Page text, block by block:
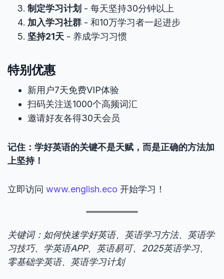
制定学习计划 - 每天坚持30分钟以上
加入学习社群 - 和10万学习者一起进步
坚持21天 - 养成学习习惯
特别优惠
新用户7天免费VIP体验
扫码关注送1000个高频词汇
邀请好友各得30天会员
记住：学好英语的关键不是天赋，而是正确的方法加
上坚持！
立即访问 www.english.eco 开始学习！
关键词：如何快速学好英语、英语学习方法、英语学
习技巧、学英语APP、英语易可、2025英语学习、
零基础学英语、英语学习计划